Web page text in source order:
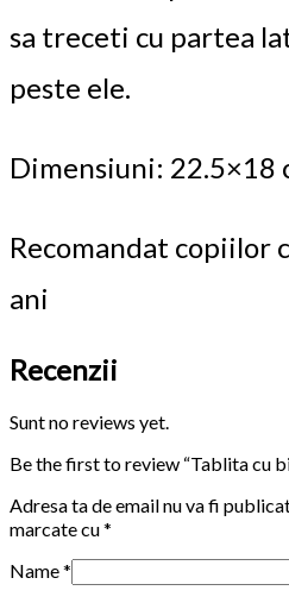
sa treceti cu partea
peste ele.
Dimensiuni: 22.5×18
Recomandat copiilor
ani
Recenzii
Sunt no reviews yet.
Be the first to review “Tablita cu
Adresa ta de email nu va fi
marcate cu*
Name*